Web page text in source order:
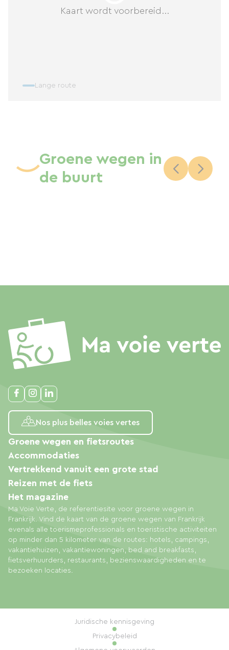
Kaart wordt voorbereid...
Lange route
Groene wegen in
de buurt
Nos plus belles voies vertes
Ma Voie Verte, de referentiesite voor groene wegen in
Frankrijk. Vind de kaart van de groene wegen van Frankrijk
evenals alle toerismeprofessionals en toeristische activiteiten
op minder dan 5 kilometer van de routes: hotels, campings,
vakantiehuizen, vakantiewoningen, bed and breakfasts,
fietsverhuurders, restaurants, bezienswaardigheden en te
bezoeken locaties.
Groene wegen en fietsroutes
Accommodaties
Vertrekkend vanuit een grote stad
Reizen met de fiets
Het magazine
Juridische kennisgeving
Privacybeleid